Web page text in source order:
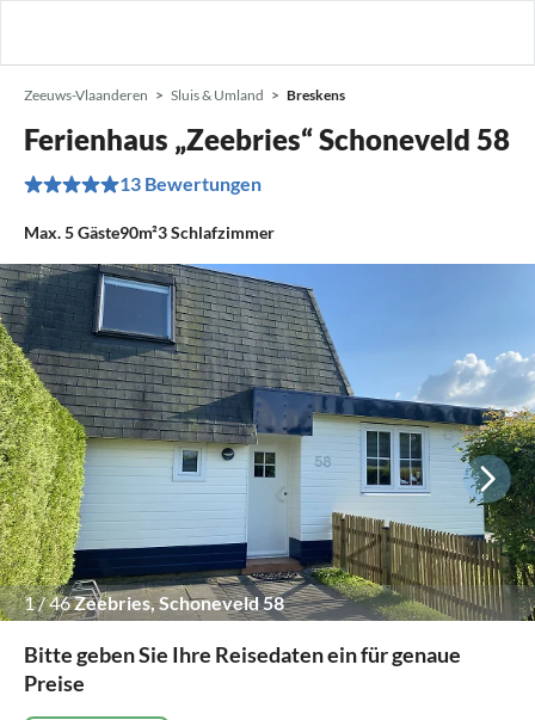
Zeeuws-Vlaanderen Sluis & Umland Breskens
Ferienhaus „Zeebries“ Schoneveld 58
13 Bewertungen
Max.5Gäste90m²3Schlafzimmer
1/46Zeebries, Schoneveld 58
Bitte geben Sie Ihre Reisedaten ein für genaue
Preise